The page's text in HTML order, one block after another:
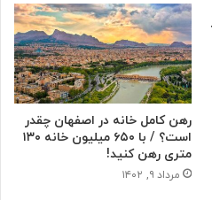
رهن کامل خانه در اصفهان چقدر
است؟ / با ۶۵۰ میلیون خانه ۱۳۰
متری رهن کنید!
مرداد ۹, ۱۴۰۲